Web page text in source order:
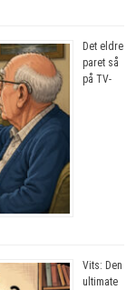
Det eldre
paret så
på TV-
Vits: Den
ultimate